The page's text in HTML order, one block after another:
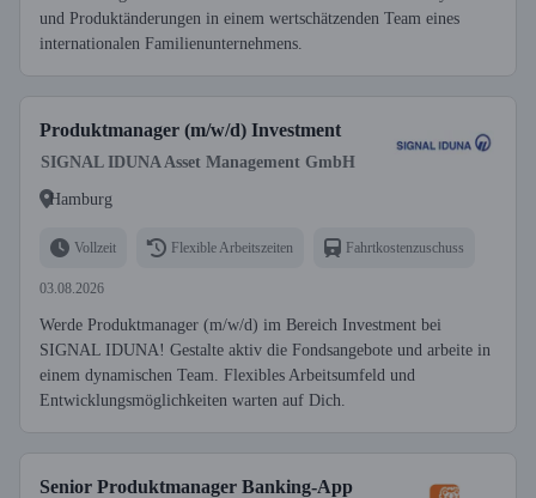
und Produktänderungen in einem wertschätzenden Team eines
internationalen Familienunternehmens.
Produktmanager (m/w/d) Investment
SIGNAL IDUNA Asset Management GmbH
Hamburg
Vollzeit Flexible Arbeitszeiten Fahrtkostenzuschuss
03.08.2026
Werde Produktmanager (m/w/d) im Bereich Investment bei
SIGNAL IDUNA! Gestalte aktiv die Fondsangebote und arbeite in
einem dynamischen Team. Flexibles Arbeitsumfeld und
Entwicklungsmöglichkeiten warten auf Dich.
Senior Produktmanager Banking-App